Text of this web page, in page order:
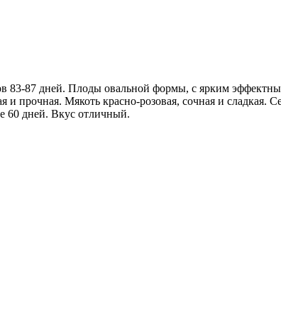
83-87 дней. Плоды овальной формы, с ярким
прочная. Мякоть красно-розовая, сочная и сладкая.
60 дней. Вкус отличный.